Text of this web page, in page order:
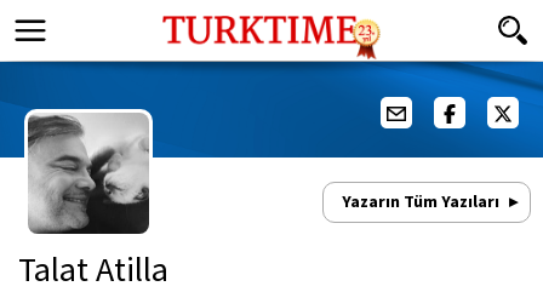
Yazarın Tüm Yazıları
Talat Atilla